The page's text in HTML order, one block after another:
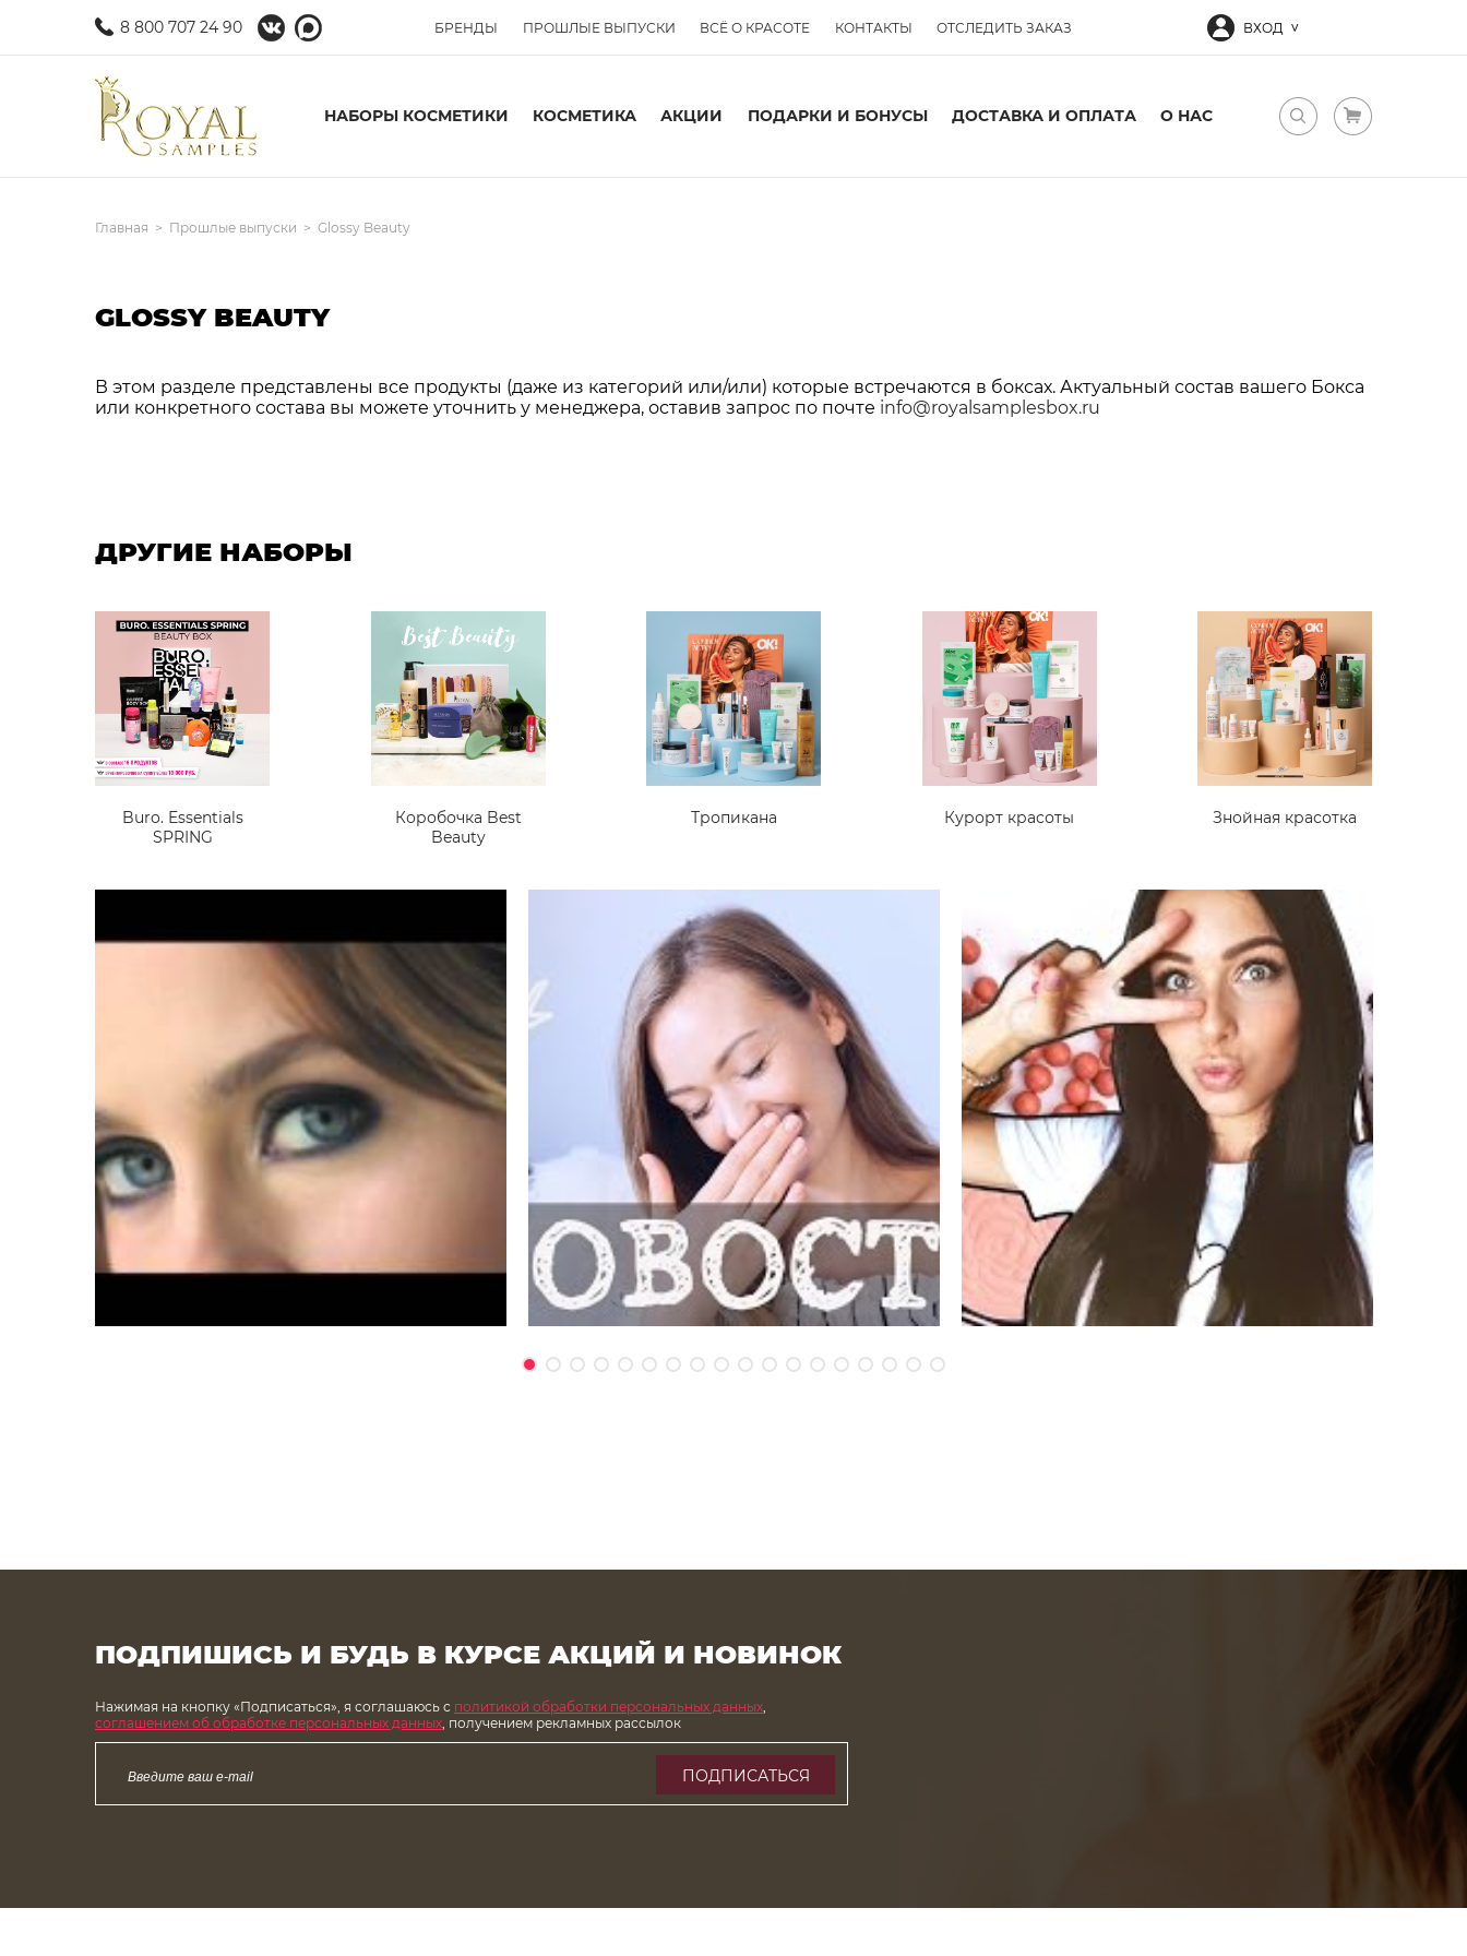
8 800 707 24 90 БРЕНДЫ ПРОШЛЫЕ ВЫПУСКИ ВСЁ О КРАСОТЕ КОНТАКТЫ ОТСЛЕДИТЬ ЗАКАЗ ВХОД
НАБОРЫ КОСМЕТИКИ КОСМЕТИКА АКЦИИ ПОДАРКИ И БОНУСЫ ДОСТАВКА И ОПЛАТА О НАС
Главная Прошлые выпуски Glossy Beauty
GLOSSY BEAUTY
В этом разделе представлены все продукты (даже из категорий или/или) которые встречаются в боксах. Актуальный состав вашего Бокса
или конкретного состава вы можете уточнить у менеджера, оставив запрос по почте info@royalsamplesbox.ru
ДРУГИЕ НАБОРЫ
Buro. Essentials
SPRING
Коробочка Best
Beauty
Тропикана Курорт красоты Знойная красотка
ПОДПИШИСЬ И БУДЬ В КУРСЕ АКЦИЙ И НОВИНОК
Нажимая на кнопку «Подписаться», я соглашаюсь с политикой обработки персональных данных,
соглашением об обработке персональных данных, получением рекламных рассылок
ПОДПИСАТЬСЯ